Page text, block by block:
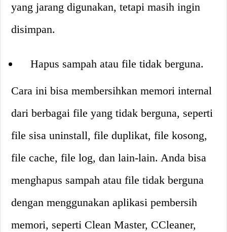
yang jarang digunakan, tetapi masih ingin
disimpan.
Hapus sampah atau file tidak berguna.
Cara ini bisa membersihkan memori internal
dari berbagai file yang tidak berguna, seperti
file sisa uninstall, file duplikat, file kosong,
file cache, file log, dan lain-lain. Anda bisa
menghapus sampah atau file tidak berguna
dengan menggunakan aplikasi pembersih
memori, seperti Clean Master, CCleaner,